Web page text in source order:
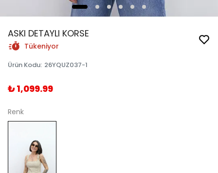
ASKI DETAYLI KORSE
Tükeniyor
Ürün Kodu: 26YQUZ037-1
₺ 1,099.99
Renk